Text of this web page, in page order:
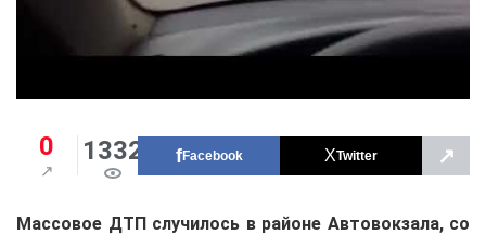
0 1332 Facebook Twitter ↗
Массовое ДТП случилось в районе Автовокзала, со